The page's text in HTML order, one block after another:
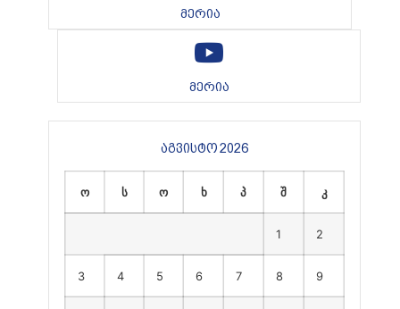
მერია
მერია
აგვისტო 2026
ო ს ო ხ პ შ კ
1 2
3 4 5 6 7 8 9